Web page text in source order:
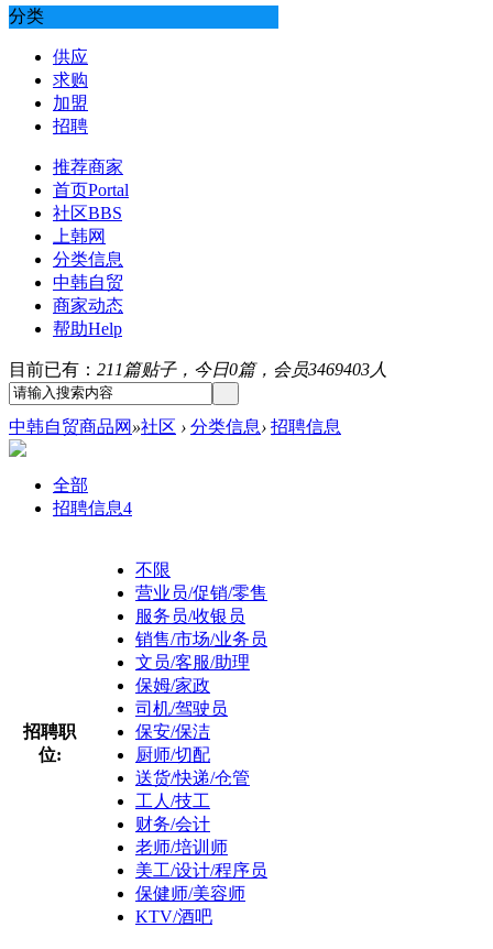
分类
供应
求购
加盟
招聘
推荐商家
首页Portal
社区BBS
上韩网
分类信息
中韩自贸
商家动态
帮助Help
目前已有： 211篇贴子，今日0篇，会员3469403人
中韩自贸商品网 »社区 › 分类信息› 招聘信息
全部
招聘信息4
招聘职
位:
不限
营业员/促销/零售
服务员/收银员
销售/市场/业务员
文员/客服/助理
保姆/家政
司机/驾驶员
保安/保洁
厨师/切配
送货/快递/仓管
工人/技工
财务/会计
老师/培训师
美工/设计/程序员
保健师/美容师
KTV/酒吧